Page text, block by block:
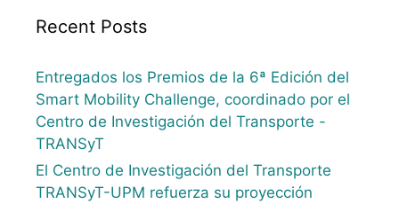
Recent Posts
Entregados los Premios de la 6ª Edición del
Smart Mobility Challenge, coordinado por el
Centro de Investigación del Transporte -
TRANSyT
El Centro de Investigación del Transporte
TRANSyT-UPM refuerza su proyección